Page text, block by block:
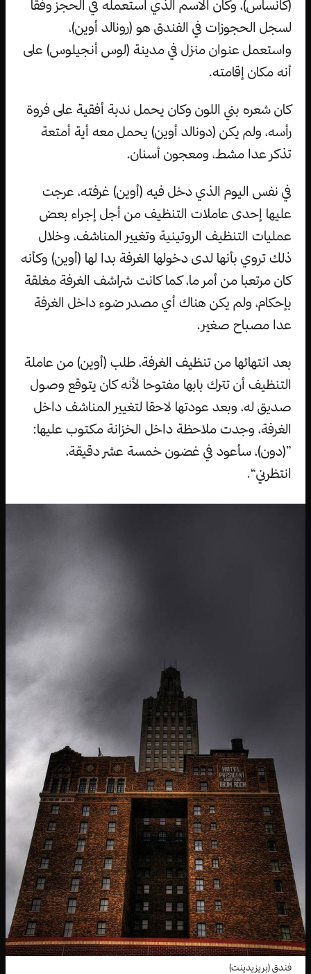
(كانساس)، وكان الاسم الذي استعمله في الحجز وفقا
لسجل الحجوزات في الفندق هو (رونالد أوين)،
واستعمل عنوان منزل في مدينة (لوس أنجيلوس) على
أنه مكان إقامته.
كان شعره بني اللون وكان يحمل ندبة أفقية على فروة
رأسه، ولم يكن (دونالد أوين) يحمل معه أية أمتعة
تذكر عدا مشط، ومعجون أسنان.
في نفس اليوم الذي دخل فيه (أوين) غرفته، عرجت
عليها إحدى عاملات التنظيف من أجل إجراء بعض
عمليات التنظيف الروتينية وتغيير المناشف، وخلال
ذلك تروي بأنها لدى دخولها الغرفة بدا لها (أوين) وكأنه
كان مرتعبا من أمر ما، كما كانت شراشف الغرفة مغلقة
بإحكام، ولم يكن هناك أي مصدر ضوء داخل الغرفة
عدا مصباح صغير.
بعد انتهائها من تنظيف الغرفة، طلب (أوين) من عاملة
التنظيف أن تترك بابها مفتوحا لأنه كان يتوقع وصول
صديق له، وبعد عودتها لاحقا لتغيير المناشف داخل
الغرفة، وجدت ملاحظة داخل الخزانة مكتوب عليها:
”(دون)، سأعود في غضون خمسة عشر دقيقة،
انتظرني“.
فندق (بريزيدينت)